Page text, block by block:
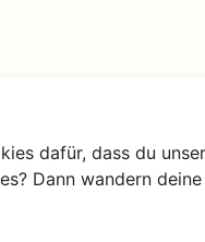
dafür, dass du
Dann wandern